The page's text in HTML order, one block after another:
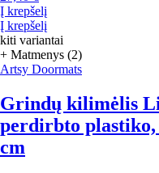
Į krepšelį
Į krepšelį
kiti variantai
+ Matmenys (2)
Artsy Doormats
Grindų kilimėlis
perdirbto plastiko,
cm